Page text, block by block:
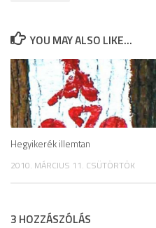
YOU MAY ALSO LIKE...
Hegyikerék illemtan
2010. MÁRCIUS 11. CSÜTÖRTÖK
3 HOZZÁSZÓLÁS